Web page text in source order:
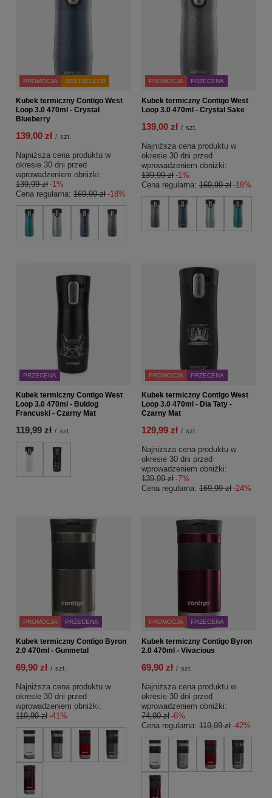
PROMOCJA BESTSELLER
Kubek termiczny Contigo West
Loop 3.0 470ml - Crystal
Blueberry
139,00 zł / szt.
Najniższa cena produktu w
okresie 30 dni przed
wprowadzeniem obniżki:
139,99 zł -1%
Cena regularna: 169,99 zł -18%
PROMOCJA PRZECENA
Kubek termiczny Contigo West
Loop 3.0 470ml - Crystal Sake
139,00 zł / szt.
Najniższa cena produktu w
okresie 30 dni przed
wprowadzeniem obniżki:
139,99 zł -1%
Cena regularna: 169,99 zł -18%
PRZECENA
Kubek termiczny Contigo West
Loop 3.0 470ml - Buldog
Francuski - Czarny Mat
119,99 zł / szt.
PROMOCJA PRZECENA
Kubek termiczny Contigo West
Loop 3.0 470ml - Dla Taty -
Czarny Mat
129,99 zł / szt.
Najniższa cena produktu w
okresie 30 dni przed
wprowadzeniem obniżki:
139,99 zł -7%
Cena regularna: 169,99 zł -24%
PROMOCJA PRZECENA
Kubek termiczny Contigo Byron
2.0 470ml - Gunmetal
69,90 zł / szt.
Najniższa cena produktu w
okresie 30 dni przed
wprowadzeniem obniżki:
119,99 zł -41%
PROMOCJA PRZECENA
Kubek termiczny Contigo Byron
2.0 470ml - Vivacious
69,90 zł / szt.
Najniższa cena produktu w
okresie 30 dni przed
wprowadzeniem obniżki:
74,90 zł -6%
Cena regularna: 119,99 zł -42%